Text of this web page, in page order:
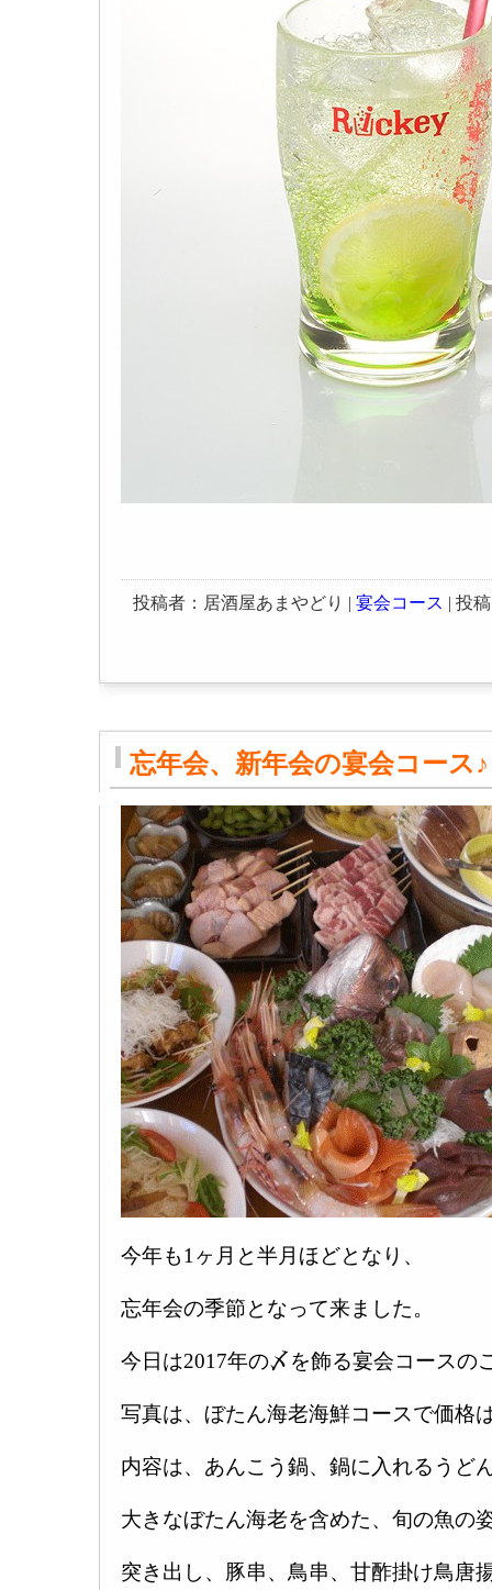
投稿者：居酒屋あまやどり | 宴会コース | 投
忘年会、新年会の宴会コース♪
今年も1ヶ月と半月ほどとなり、
忘年会の季節となって来ました。
今日は2017年の〆を飾る宴会コースの
写真は、ぼたん海老海鮮コースで価格
内容は、あんこう鍋、鍋に入れるうど
大きなぼたん海老を含めた、旬の魚の
突き出し、豚串、鳥串、甘酢掛け鳥唐